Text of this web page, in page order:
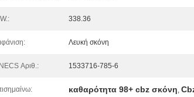
338.36
Λευκή σκόνη
Αριθ.: 1533716-785-6
καθαρότητα 98+ cbz σκόνη,